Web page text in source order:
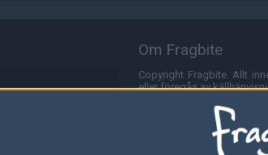
Om Fragbite
Copyright Fragbite. Allt
eller föregås av
Alla åsikter uttryckta på
Programmering och